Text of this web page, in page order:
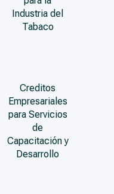
Industria del
Tabaco
Creditos
Empresariales
para Servicios
de
Capacitación y
Desarrollo